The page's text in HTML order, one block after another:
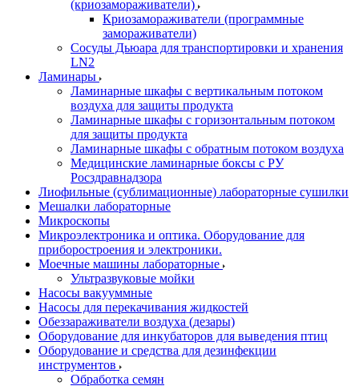
(криозамораживатели)
Криозамораживатели (программные
замораживатели)
Сосуды Дьюара для транспортировки и хранения
LN2
Ламинары
Ламинарные шкафы с вертикальным потоком
воздуха для защиты продукта
Ламинарные шкафы с горизонтальным потоком
для защиты продукта
Ламинарные шкафы с обратным потоком воздуха
Медицинские ламинарные боксы с РУ
Росздравнадзора
Лиофильные (сублимационные) лабораторные сушилки
Мешалки лабораторные
Микроскопы
Микроэлектроника и оптика. Оборудование для
приборостроения и электроники.
Моечные машины лабораторные
Ультразвуковые мойки
Насосы вакууммные
Насосы для перекачивания жидкостей
Обеззараживатели воздуха (дезары)
Оборудование для инкубаторов для выведения птиц
Оборудование и средства для дезинфекции
инструментов
Обработка семян